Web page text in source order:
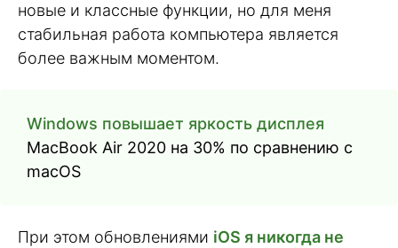
новые и классные функции, но для меня
стабильная работа компьютера является
более важным моментом.
Windows повышает яркость дисплея
MacBook Air 2020 на 30% по сравнению с
macOS
При этом обновлениями iOS я никогда не